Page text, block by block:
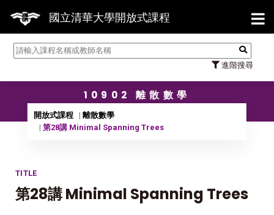
國立清華大學開放式課程
進階搜尋
【
10902 離散數學
開放式課程
離散數學
第28講 Minimal Spanning Trees
TITLE
第28講 Minimal Spanning Trees